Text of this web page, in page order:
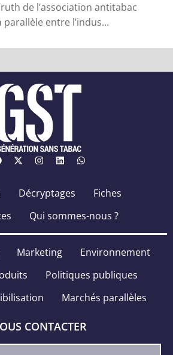
de l’association antitabac
entre l’indus...
Décryptages
Fiches
Qui sommes-nous ?
Marketing
Environnement
Politiques publiques
Marchés parallèles
CONTACTER